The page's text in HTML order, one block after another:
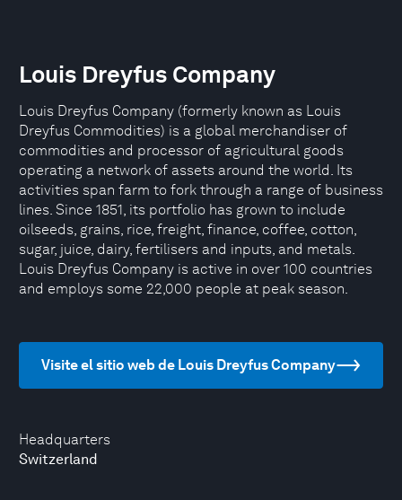
Headquarters
Switzerland
Louis Dreyfus Company
Louis Dreyfus Company (formerly known as Louis
Dreyfus Commodities) is a global merchandiser of
commodities and processor of agricultural goods
operating a network of assets around the world. Its
activities span farm to fork through a range of business
lines. Since 1851, its portfolio has grown to include
oilseeds, grains, rice, freight, finance, coffee, cotton,
sugar, juice, dairy, fertilisers and inputs, and metals.
Louis Dreyfus Company is active in over 100 countries
and employs some 22,000 people at peak season.
Visite el sitio web de Louis Dreyfus Company